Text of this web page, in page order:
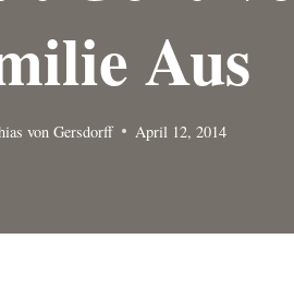
Aus
von Gersdorff April 12, 2014